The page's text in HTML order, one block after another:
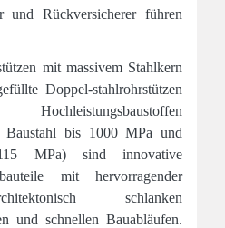
und Rückversicherer führen
mit massivem Stahlkern
Doppel-stahlrohrstützen
Baustahl bis 1000 MPa und
MPa) sind innovative
mit hervorragender
schlanken
und schnellen Bauabläufen.